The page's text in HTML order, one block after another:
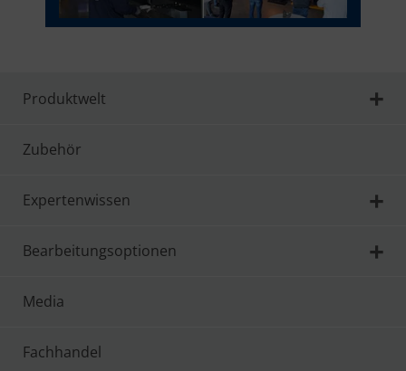
Produktwelt
Zubehör
Expertenwissen
Bearbeitungsoptionen
Media
Fachhandel